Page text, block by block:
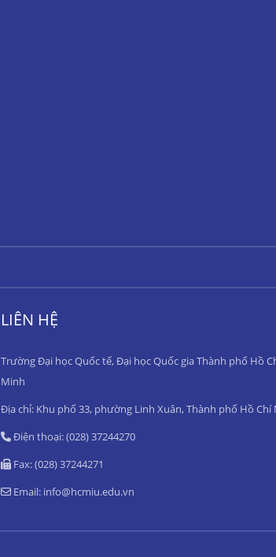
LIÊN HỆ
Trường Đại học Quốc tế, Đại học Quốc gia Thành phố Hồ
Minh
Địa chỉ: Khu phố 33, phường Linh Xuân, Thành phố Hồ Chí
Điện thoại: (028) 37244270
Fax: (028) 37244271
Email: info@hcmiu.edu.vn